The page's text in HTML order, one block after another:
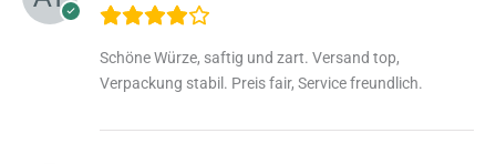
Schöne Würze, saftig und zart. Versand top,
Verpackung stabil. Preis fair, Service freundlich.